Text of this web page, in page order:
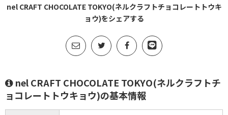
nel CRAFT CHOCOLATE TOKYO(ネルクラフトチョコレートトウキ
ョウ)をシェアする
nel CRAFT CHOCOLATE TOKYO(ネルクラフトチ
ョコレートトウキョウ)の基本情報